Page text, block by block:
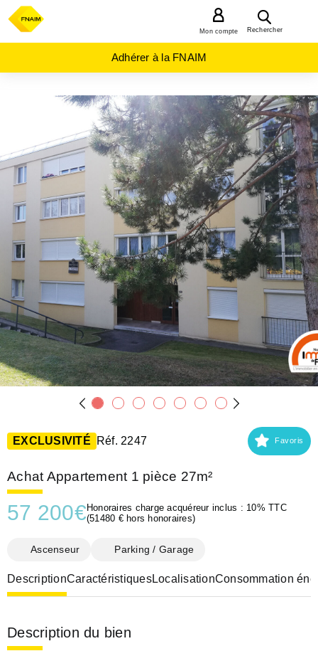
Rechercher
Mon compte
Adhérer à la FNAIM
NORMANDIE
SEINE-
MARITIME
(76)
ROUEN
EXCLUSIVITÉ Réf. 2247 Favoris
Achat Appartement 1 pièce 27m²
57 200€ Honoraires charge acquéreur inclus : 10% TTC
(51480 € hors honoraires)
Ascenseur Parking / Garage
DescriptionCaractéristiquesLocalisationConsommation
Description du bien